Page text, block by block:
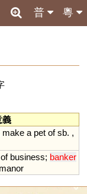
粵
普
義
make a pet of sb. ,
of business; banker
manor